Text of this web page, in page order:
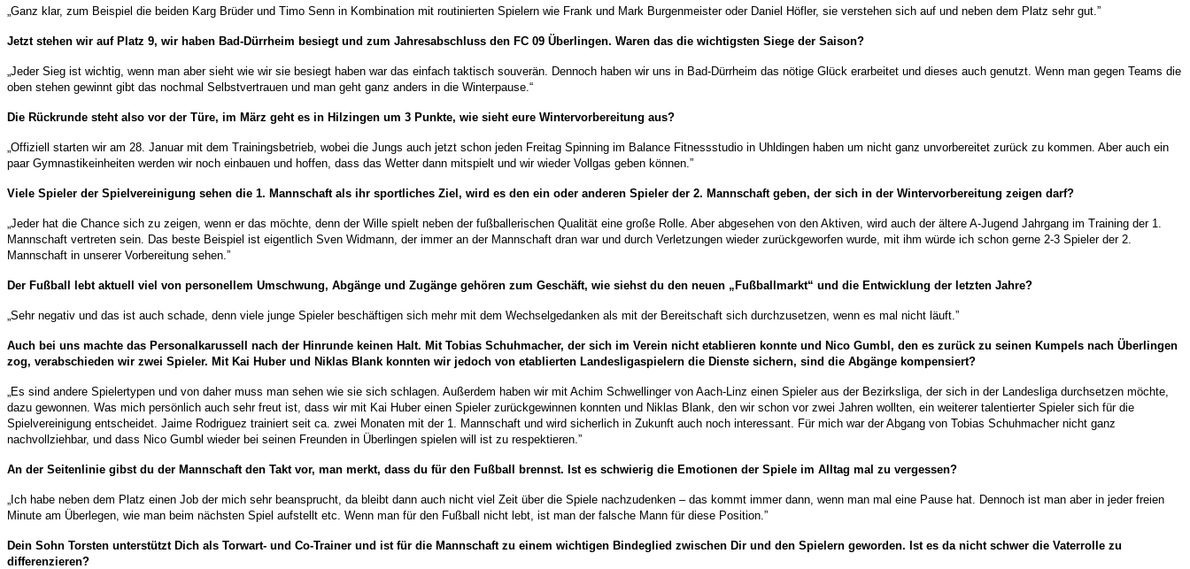
„Ganz klar, zum Beispiel die beiden Karg Brüder und Timo Senn in Kombination mit routinierten Spielern wie Frank und Mark Burgenmeister oder Daniel Höfler, sie verstehen sich auf und neben dem Platz sehr gut.”
Jetzt stehen wir auf Platz 9, wir haben Bad-Dürrheim besiegt und zum Jahresabschluss den FC 09 Überlingen. Waren das die wichtigsten Siege der Saison?
„Jeder Sieg ist wichtig, wenn man aber sieht wie wir sie besiegt haben war das einfach taktisch souverän. Dennoch haben wir uns in Bad-Dürrheim das nötige Glück erarbeitet und dieses auch genutzt. Wenn man gegen Teams die
oben stehen gewinnt gibt das nochmal Selbstvertrauen und man geht ganz anders in die Winterpause.“
Die Rückrunde steht also vor der Türe, im März geht es in Hilzingen um 3 Punkte, wie sieht eure Wintervorbereitung aus?
„Offiziell starten wir am 28. Januar mit dem Trainingsbetrieb, wobei die Jungs auch jetzt schon jeden Freitag Spinning im Balance Fitnessstudio in Uhldingen haben um nicht ganz unvorbereitet zurück zu kommen. Aber auch ein
paar Gymnastikeinheiten werden wir noch einbauen und hoffen, dass das Wetter dann mitspielt und wir wieder Vollgas geben können.”
Viele Spieler der Spielvereinigung sehen die 1. Mannschaft als ihr sportliches Ziel, wird es den ein oder anderen Spieler der 2. Mannschaft geben, der sich in der Wintervorbereitung zeigen darf?
„Jeder hat die Chance sich zu zeigen, wenn er das möchte, denn der Wille spielt neben der fußballerischen Qualität eine große Rolle. Aber abgesehen von den Aktiven, wird auch der ältere A-Jugend Jahrgang im Training der 1.
Mannschaft vertreten sein. Das beste Beispiel ist eigentlich Sven Widmann, der immer an der Mannschaft dran war und durch Verletzungen wieder zurückgeworfen wurde, mit ihm würde ich schon gerne 2-3 Spieler der 2.
Mannschaft in unserer Vorbereitung sehen.”
Der Fußball lebt aktuell viel von personellem Umschwung, Abgänge und Zugänge gehören zum Geschäft, wie siehst du den neuen „Fußballmarkt“ und die Entwicklung der letzten Jahre?
„Sehr negativ und das ist auch schade, denn viele junge Spieler beschäftigen sich mehr mit dem Wechselgedanken als mit der Bereitschaft sich durchzusetzen, wenn es mal nicht läuft.”
Auch bei uns machte das Personalkarussell nach der Hinrunde keinen Halt. Mit Tobias Schuhmacher, der sich im Verein nicht etablieren konnte und Nico Gumbl , den es zurück zu seinen Kumpels nach Überlingen
zog, verabschieden wir zwei Spieler. Mit Kai Huber und Niklas Blank konnten wir jedoch von etablierten Landesligaspielern die Dienste sichern, sind die Abgänge kompensiert?
„Es sind andere Spielertypen und von daher muss man sehen wie sie sich schlagen. Außerdem haben wir mit Achim Schwellingervon Aach-Linz einen Spieler aus der Bezirksliga, der sich in der Landesliga durchsetzen möchte,
dazu gewonnen. Was mich persönlich auch sehr freut ist, dass wir mit Kai Huber einen Spieler zurückgewinnen konnten und Niklas Blank, den wir schon vor zwei Jahren wollten, ein weiterer talentierter Spieler sich für die
Spielvereinigung entscheidet. Jaime Rodriguez trainiert seit ca. zwei Monaten mit der 1. Mannschaft und wird sicherlich in Zukunft auch noch interessant. Für mich war der Abgang von Tobias Schuhmacher nicht ganz
nachvollziehbar, und dass Nico Gumbl wieder bei seinen Freunden in Überlingen spielen will ist zu respektieren.”
An der Seitenlinie gibst du der Mannschaft den Takt vor, man merkt, dass du für den Fußball brennst. Ist es schwierig die Emotionen der Spiele im Alltag mal zu vergessen?
„Ich habe neben dem Platz einen Job der mich sehr beansprucht, da bleibt dann auch nicht viel Zeit über die Spiele nachzudenken – das kommt immer dann, wenn man mal eine Pause hat. Dennoch ist man aber in jeder freien
Minute am Überlegen, wie man beim nächsten Spiel aufstellt etc. Wenn man für den Fußball nicht lebt, ist man der falsche Mann für diese Position.”
Dein Sohn Torsten unterstützt Dich als Torwart- und Co-Trainer und ist für die Mannschaft zu einem wichtigen Bindeglied zwischen Dir und den Spielern geworden. Ist es da nicht schwer die Vaterrolle zu
differenzieren?